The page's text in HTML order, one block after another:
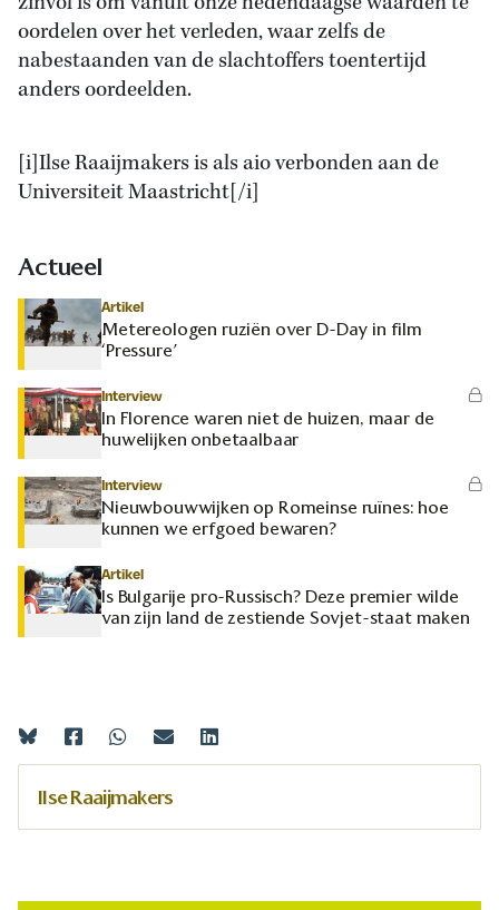
oordelen over het verleden, waar zelfs de
nabestaanden van de slachtoffers toentertijd
anders oordeelden.
[i]Ilse Raaijmakers is als aio verbonden aan de
Universiteit Maastricht[/i]
Actueel
Artikel
Metereologen ruziën over D-Day in film
‘Pressure’
Interview
In Florence waren niet de huizen, maar de
huwelijken onbetaalbaar
Interview
Nieuwbouwwijken op Romeinse ruïnes: hoe
kunnen we erfgoed bewaren?
Artikel
Is Bulgarije pro-Russisch? Deze premier wilde
van zijn land de zestiende Sovjet-staat maken
Ilse Raaijmakers